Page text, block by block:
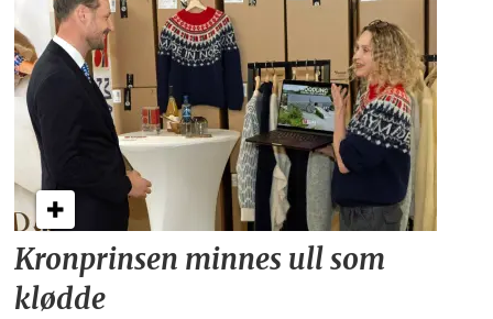
Kronprinsen minnes ull som
klødde